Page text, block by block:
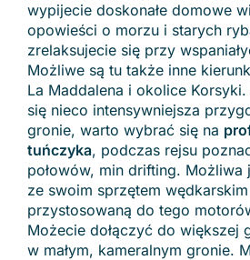
wypijecie doskonałe domowe
opowieści o morzu i starych
zrelaksujecie się przy
Możliwe są tu także inne
La Maddalena i okolice
się nieco intensywniejsza
gronie, warto wybrać się na
tuńczyka, podczas rejsu
połowów, min drifting. Możliwa
ze swoim sprzętem
przystosowaną do tego
Możecie dołączyć do większej
w małym, kameralnym gronie.